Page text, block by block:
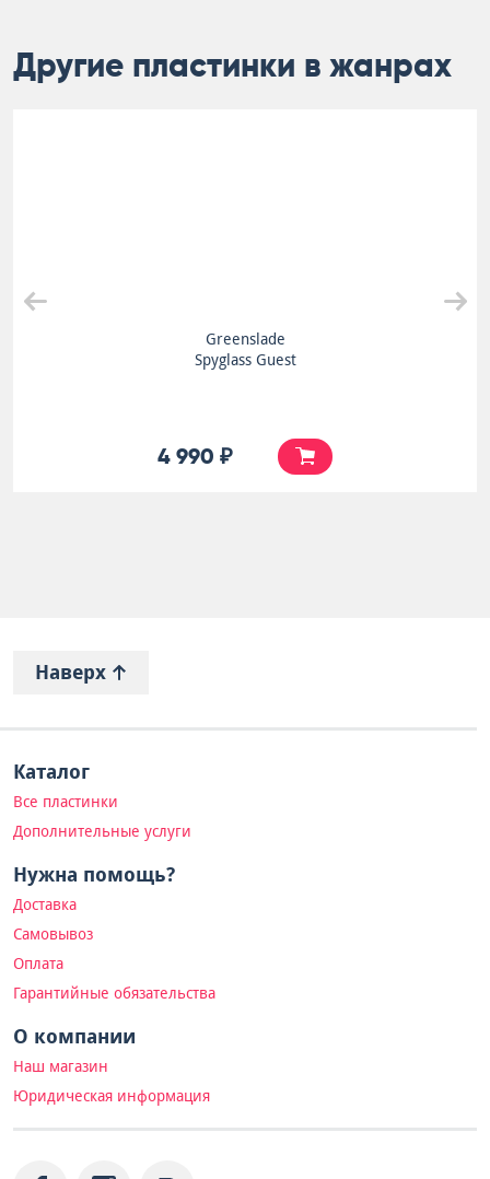
Другие пластинки в жанрах
Greenslade
Spyglass Guest
4 990 ₽
Наверх
Каталог
Все пластинки
Дополнительные услуги
Нужна помощь?
Доставка
Самовывоз
Оплата
Гарантийные обязательства
О компании
Наш магазин
Юридическая информация